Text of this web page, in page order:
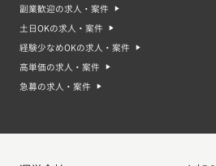
副業歓迎の求人・案件
土日OKの求人・案件
経験少なめOKの求人・案件
高単価の求人・案件
急募の求人・案件